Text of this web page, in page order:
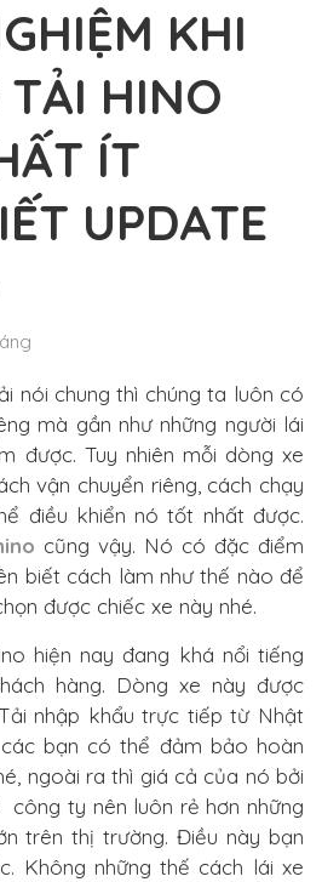
KHI
TẢI HINO
ÍT
UPDATE
nói chung thì chúng ta luôn có
mà gần như những người lái
được. Tuy nhiên mỗi dòng xe
vận chuyển riêng, cách chạy
điều khiển nó tốt nhất được.
cũng vậy. Nó có đặc điểm
biết cách làm như thế nào để
được chiếc xe này nhé.
hiện nay đang khá nổi tiếng
hàng. Dòng xe này được
nhập khẩu trực tiếp từ Nhật
bạn có thể đảm bảo hoàn
ngoài ra thì giá cả của nó bởi
ty nên luôn rẻ hơn những
trên thị trường. Điều này bạn
Không những thế cách lái xe